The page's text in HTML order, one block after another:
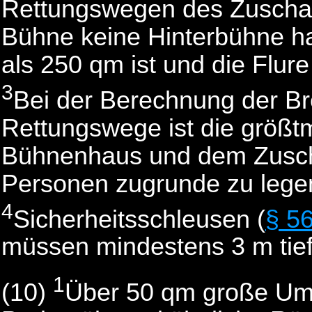
Rettungswegen des
Bühne keine Hinterbühne
als 250 qm ist und die
3Bei der Berechnung der
Rettungswege ist die
Bühnenhaus und dem
Personen zugrunde zu
4Sicherheitsschleusen (§
müssen mindestens 3 m
(10) 1Über 50 qm große